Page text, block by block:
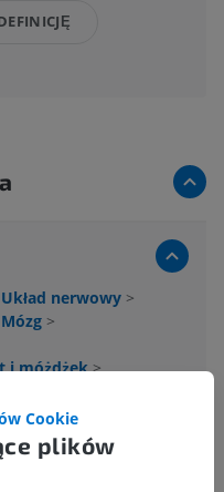
Układ nerwowy >
Mózg >
i móżdżek>
struktury powiązane
plików
Cookie